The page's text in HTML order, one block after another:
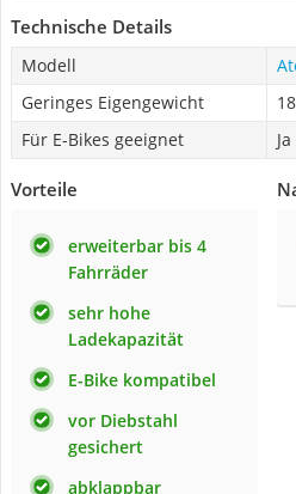
Technische Details
Modell
Geringes Eigengewicht
Für E-Bikes geeignet
Ja
Vorteile
erweiterbar bis 4
Fahrräder
sehr hohe
Ladekapazität
E-Bike kompatibel
vor Diebstahl
gesichert
abklappbar